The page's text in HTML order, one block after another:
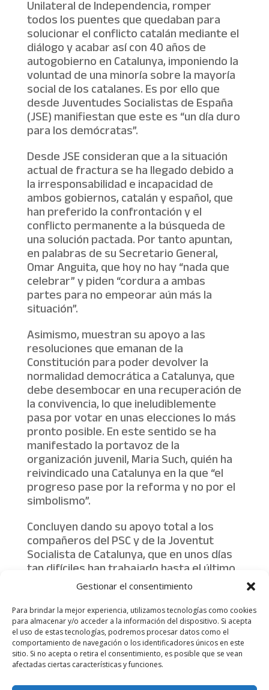
Gestionar el consentimiento
Para brindar la mejor experiencia, utilizamos tecnologías como cookies
para almacenar y/o acceder a la información del dispositivo. Si acepta
el uso de estas tecnologías, podremos procesar datos como el
comportamiento de navegación o los identificadores únicos en este
sitio. Si no acepta o retira el consentimiento, es posible que se vean
afectadas ciertas características y funciones.
Unilateral de Independencia, romper
todos los puentes que quedaban para
solucionar el conflicto catalán mediante el
diálogo y acabar así con 40 años de
autogobierno en Catalunya, imponiendo la
voluntad de una minoría sobre la mayoría
social de los catalanes. Es por ello que
desde Juventudes Socialistas de España
(JSE) manifiestan que este es “un día duro
para los demócratas”.
Desde JSE consideran que a la situación
actual de fractura se ha llegado debido a
la irresponsabilidad e incapacidad de
ambos gobiernos, catalán y español, que
han preferido la confrontación y el
conflicto permanente a la búsqueda de
una solución pactada. Por tanto apuntan,
en palabras de su Secretario General,
Omar Anguita, que hoy no hay “nada que
celebrar” y piden “cordura a ambas
partes para no empeorar aún más la
situación”.
Asimismo, muestran su apoyo a las
resoluciones que emanan de la
Constitución para poder devolver la
normalidad democrática a Catalunya, que
debe desembocar en una recuperación de
la convivencia, lo que ineludiblemente
pasa por votar en unas elecciones lo más
pronto posible. En este sentido se ha
manifestado la portavoz de la
organización juvenil, Maria Such, quién ha
reivindicado una Catalunya en la que “el
progreso pase por la reforma y no por el
simbolismo”.
Concluyen dando su apoyo total a los
compañeros del PSC y de la Joventut
Socialista de Catalunya, que en unos días
tan difíciles han trabajado hasta el último
segundo por una resolución dialogada del
y su compromiso con la democracia.